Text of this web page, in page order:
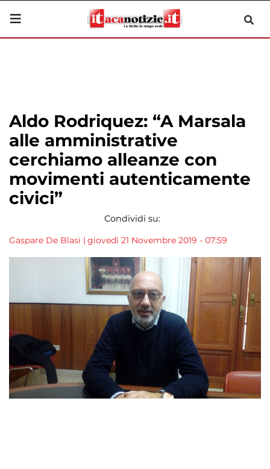
Aldo Rodriquez: “A Marsala
alle amministrative
cerchiamo alleanze con
movimenti autenticamente
civici”
Condividi su:
Gaspare De Blasi | giovedì 21 Novembre 2019 - 07:59